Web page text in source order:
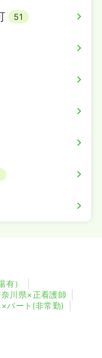
51
）
川県×正看護師
パート(非常勤)